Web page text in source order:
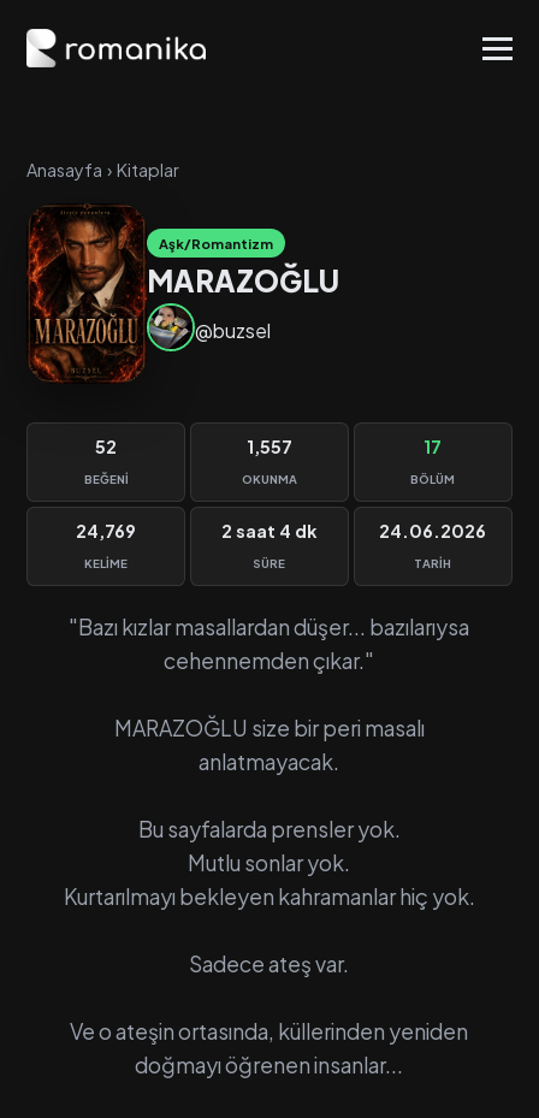
Anasayfa › Kitaplar
Aşk/Romantizm
MARAZOĞLU
@buzsel
52
BEĞENI
1,557
OKUNMA
17
BÖLÜM
24,769
KELIME
2 saat 4 dk
SÜRE
24.06.2026
TARIH
"Bazı kızlar masallardan düşer... bazılarıysa
cehennemden çıkar."
MARAZOĞLU size bir peri masalı
anlatmayacak.
Bu sayfalarda prensler yok.
Mutlu sonlar yok.
Kurtarılmayı bekleyen kahramanlar hiç yok.
Sadece ateş var.
Ve o ateşin ortasında, küllerinden yeniden
doğmayı öğrenen insanlar...